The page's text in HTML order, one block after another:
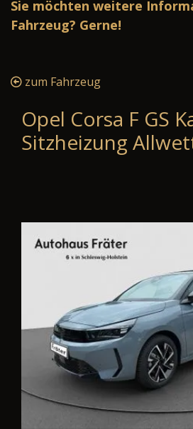
Sie möchten weitere
Fahrzeug? Gerne!
zum Fahrzeug
Opel Corsa F GS
Sitzheizung